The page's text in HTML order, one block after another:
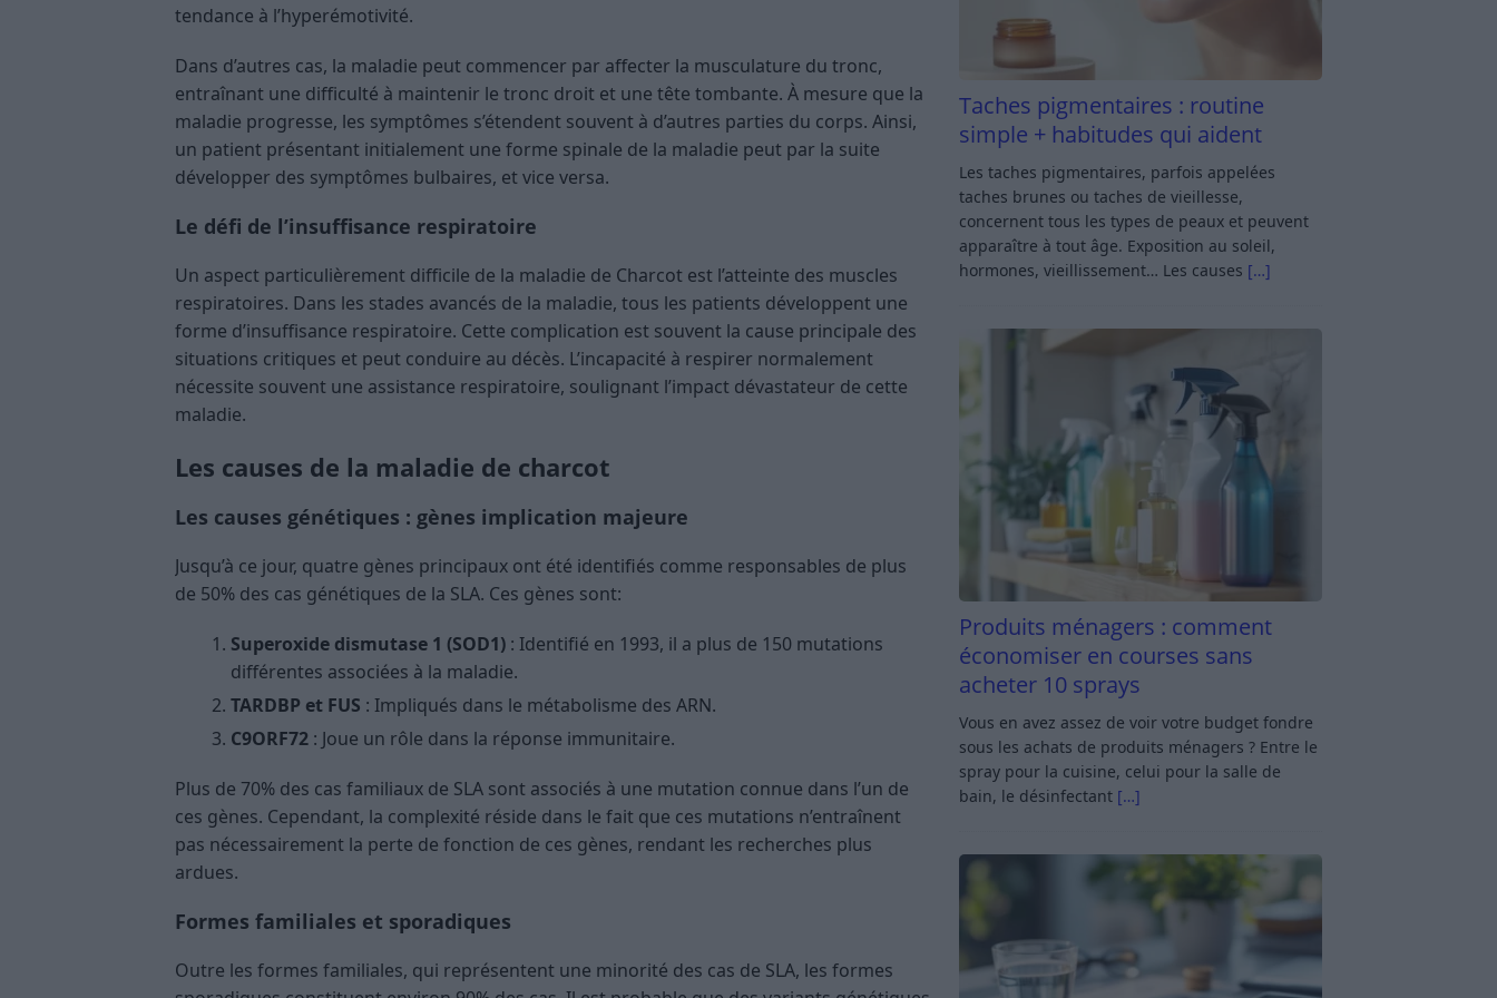
tendance à l’hyperémotivité.
Dans d’autres cas, la maladie peut commencer par affecter la musculature du tronc,
entraînant une difficulté à maintenir le tronc droit et une tête tombante. À mesure que la
maladie progresse, les symptômes s’étendent souvent à d’autres parties du corps. Ainsi,
un patient présentant initialement une forme spinale de la maladie peut par la suite
développer des symptômes bulbaires, et vice versa.
Le défi de l’insuffisance respiratoire
Un aspect particulièrement difficile de la maladie de Charcot est l’atteinte des muscles
respiratoires. Dans les stades avancés de la maladie, tous les patients développent une
forme d’insuffisance respiratoire. Cette complication est souvent la cause principale des
situations critiques et peut conduire au décès. L’incapacité à respirer normalement
nécessite souvent une assistance respiratoire, soulignant l’impact dévastateur de cette
maladie.
Les causes de la maladie de charcot
Les causes génétiques : gènes implication majeure
Jusqu’à ce jour, quatre gènes principaux ont été identifiés comme responsables de plus
de 50% des cas génétiques de la SLA. Ces gènes sont:
Superoxide dismutase 1 (SOD1) : Identifié en 1993, il a plus de 150 mutations
différentes associées à la maladie.
TARDBP et FUS : Impliqués dans le métabolisme des ARN.
C9ORF72 : Joue un rôle dans la réponse immunitaire.
Plus de 70% des cas familiaux de SLA sont associés à une mutation connue dans l’un de
ces gènes. Cependant, la complexité réside dans le fait que ces mutations n’entraînent
pas nécessairement la perte de fonction de ces gènes, rendant les recherches plus
ardues.
Formes familiales et sporadiques
Outre les formes familiales, qui représentent une minorité des cas de SLA, les formes
Taches pigmentaires : routine
simple + habitudes qui aident
Les taches pigmentaires, parfois appelées
taches brunes ou taches de vieillesse,
concernent tous les types de peaux et peuvent
apparaître à tout âge. Exposition au soleil,
hormones, vieillissement… Les causes […]
Produits ménagers : comment
économiser en courses sans
acheter 10 sprays
Vous en avez assez de voir votre budget fondre
sous les achats de produits ménagers ? Entre le
spray pour la cuisine, celui pour la salle de
bain, le désinfectant […]